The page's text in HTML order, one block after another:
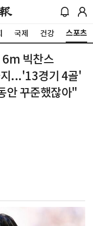
국제 건강 스포츠
6m 빅찬스
...'13경기 4골'
안 꾸준했잖아"